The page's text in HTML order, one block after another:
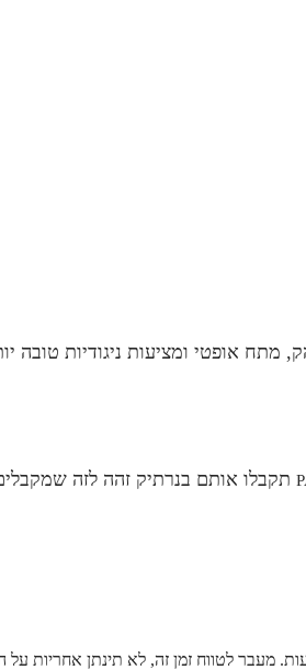
מתח אופטי ומציעות ניגודיות טובה
תקבלו אותם בנרתיק זהה לזה
מעבר לטווח זמן זה, לא תינתן אחריות על